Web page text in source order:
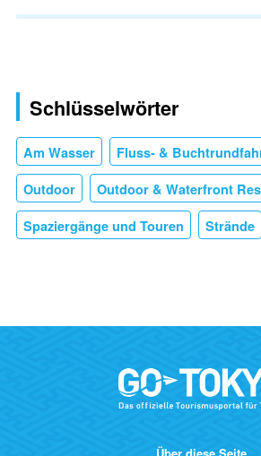
Schlüsselwörter
Am Wasser Fluss- &
Outdoor Outdoor & Waterfront
Spaziergänge und Touren Strände